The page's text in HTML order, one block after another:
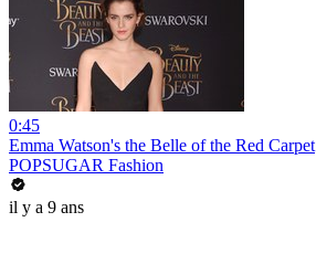
0:45
Emma Watson's the Belle of the Red Carpet
POPSUGAR Fashion
il y a 9 ans